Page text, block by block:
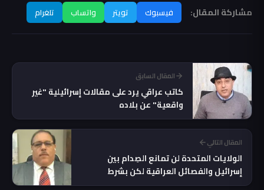
مشاركة المقال: فيسبوك تويتر واتساب تلغرام
المقال السابق
كاتب عراقي يرد على مقالات إسرائيلية "غير
واقعية" عن بلاده
المقال التالي
الولايات المتحدة لن تمانع الصِدام بين
إسرائيل والفصائل العراقية لكن بشرط